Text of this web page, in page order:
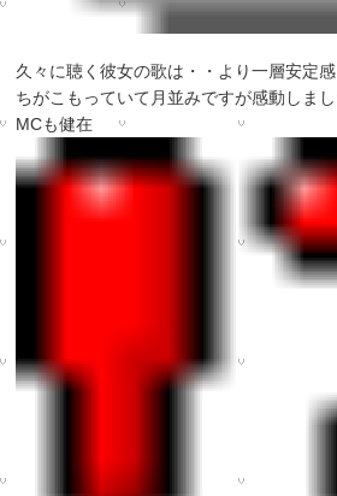
久々に聴く彼女の歌は・・より一層安定
ちがこもっていて月並みですが感動しま
MCも健在